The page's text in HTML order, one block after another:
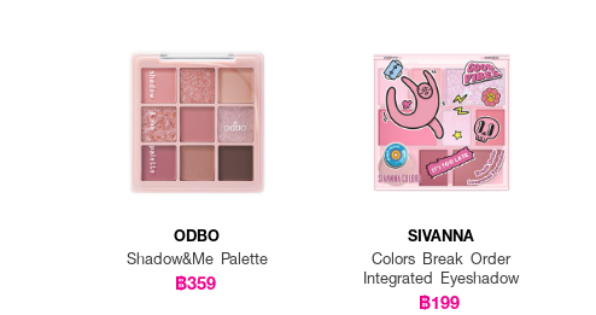
ODBO
Shadow&Me Palette
฿359
SIVANNA
Colors Break Order
Integrated Eyeshadow
฿199